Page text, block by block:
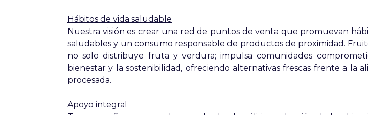
Hábitos de vida saludable
Nuestra visión es crear una red de puntos de venta que promuevan
saludables y un consumo responsable de productos de proximidad.
no solo distribuye fruta y verdura; impulsa comunidades
bienestar y la sostenibilidad, ofreciendo alternativas frescas frente a la
procesada.
Apoyo integral